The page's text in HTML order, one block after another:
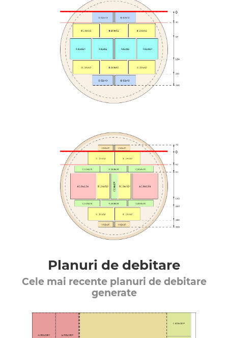
Planuri de debitare
Cele mai recente planuri de debitare
generate